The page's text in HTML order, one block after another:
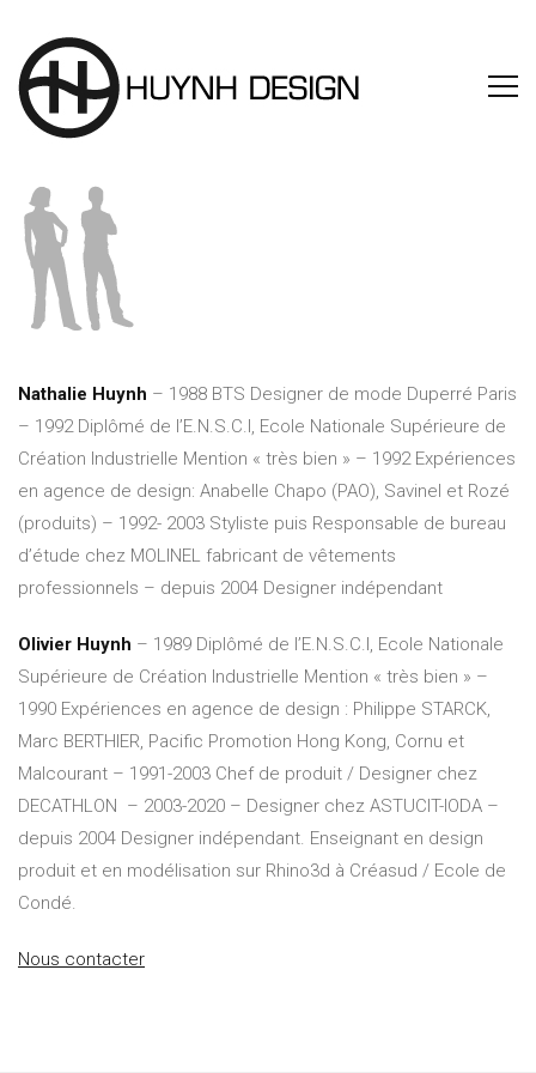
Nathalie Huynh – 1988 BTS Designer de mode Duperré Paris
– 1992 Diplômé de l’E.N.S.C.I, Ecole Nationale Supérieure de
Création Industrielle Mention « très bien » – 1992 Expériences
en agence de design: Anabelle Chapo (PAO), Savinel et Rozé
(produits) – 1992- 2003 Styliste puis Responsable de bureau
d’étude chez MOLINEL fabricant de vêtements
professionnels – depuis 2004 Designer indépendant
Olivier Huynh – 1989 Diplômé de l’E.N.S.C.I, Ecole Nationale
Supérieure de Création Industrielle Mention « très bien » –
1990 Expériences en agence de design : Philippe STARCK,
Marc BERTHIER, Pacific Promotion Hong Kong, Cornu et
Malcourant – 1991-2003 Chef de produit / Designer chez
DECATHLON – 2003-2020 – Designer chez ASTUCIT-IODA –
depuis 2004 Designer indépendant. Enseignant en design
produit et en modélisation sur Rhino3d à Créasud / Ecole de
Condé.
Nous contacter